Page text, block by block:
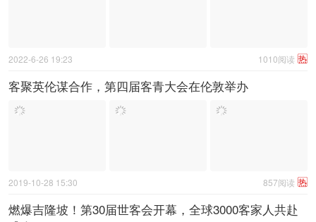
热
1010阅读
2022-6-26 19:23
客聚英伦谋合作，第四届客青大会在伦敦举办
热
857阅读
2019-10-28 15:30
燃爆吉隆坡！第30届世客会开幕，全球3000客家人共赴